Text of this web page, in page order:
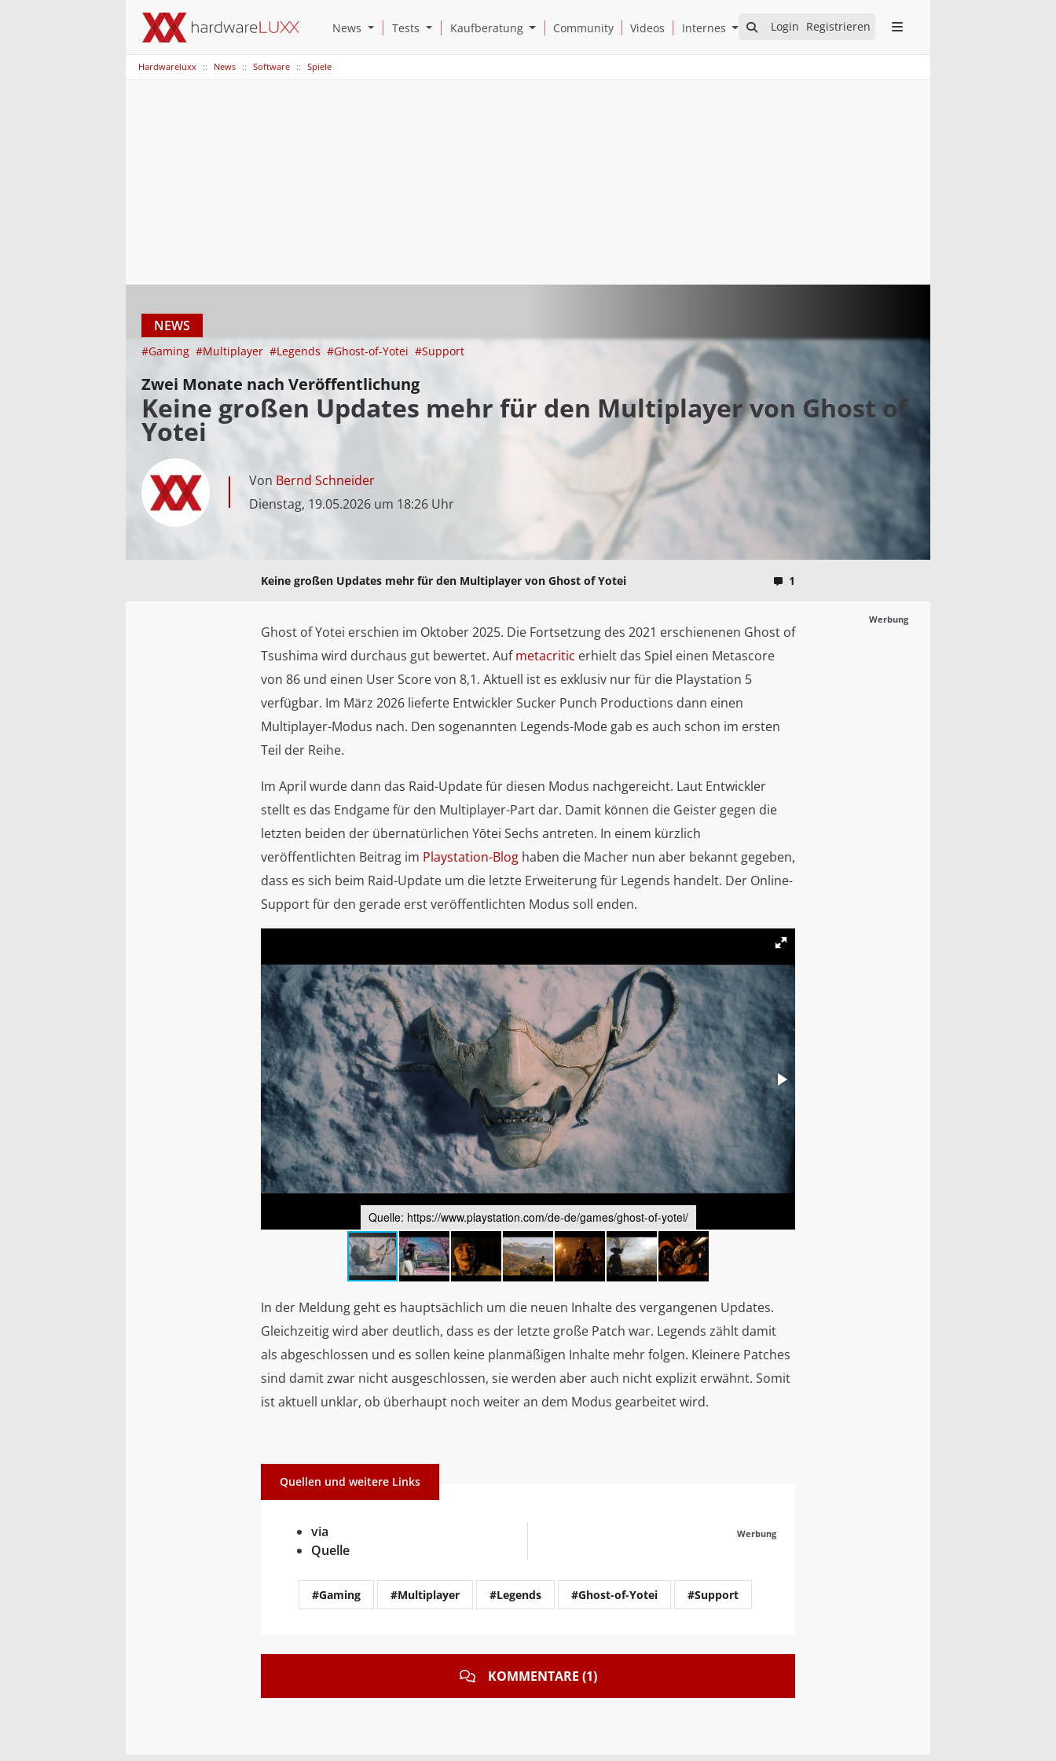
Login Registrieren
News Open News Submenu
Tests Open Tests Submenu
Kaufberatung Open Kaufberatung Submenu
Community Videos Internes Open Internes Submenu
Hardwareluxx News Software Spiele
NEWS
#Gaming #Multiplayer #Legends #Ghost-of-Yotei #Support
Zwei Monate nach Veröffentlichung
Keine großen Updates mehr für den Multiplayer von Ghost of
Yotei
Von Bernd Schneider
Dienstag, 19.05.2026 um 18:26 Uhr
Keine großen Updates mehr für den Multiplayer von Ghost of Yotei 1
Werbung
Ghost of Yotei erschien im Oktober 2025. Die Fortsetzung des 2021 erschienenen Ghost of
Tsushima wird durchaus gut bewertet. Aufmetacritic erhielt das Spiel einen Metascore
von 86 und einen User Score von 8,1. Aktuell ist es exklusiv nur für die Playstation 5
verfügbar. Im März 2026 lieferte Entwickler Sucker Punch Productions dann einen
Multiplayer-Modus nach. Den sogenannten Legends-Mode gab es auch schon im ersten
Teil der Reihe.
Im April wurde dann das Raid-Update für diesen Modus nachgereicht. Laut Entwickler
stellt es das Endgame für den Multiplayer-Part dar. Damit können die Geister gegen die
letzten beiden der übernatürlichen Yōtei Sechs antreten. In einem kürzlich
veröffentlichten Beitrag im Playstation-Blog haben die Macher nun aber bekannt gegeben,
dass es sich beim Raid-Update um die letzte Erweiterung für Legends handelt. Der Online-
Support für den gerade erst veröffentlichten Modus soll enden.
Quelle: https://www.playstation.com/de-de/games/ghost-of-yotei/
In der Meldung geht es hauptsächlich um die neuen Inhalte des vergangenen Updates.
Gleichzeitig wird aber deutlich, dass es der letzte große Patch war. Legends zählt damit
als abgeschlossen und es sollen keine planmäßigen Inhalte mehr folgen. Kleinere Patches
sind damit zwar nicht ausgeschlossen, sie werden aber auch nicht explizit erwähnt. Somit
ist aktuell unklar, ob überhaupt noch weiter an dem Modus gearbeitet wird.
Quellen und weitere Links
via
Quelle
Werbung
#Gaming #Multiplayer #Legends #Ghost-of-Yotei #Support
KOMMENTARE (1)